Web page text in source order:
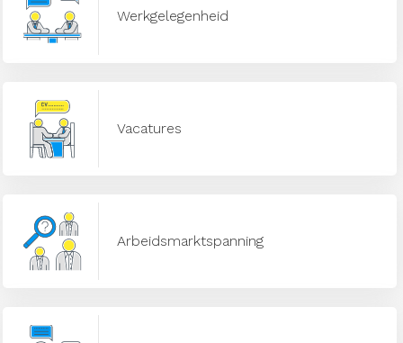
Werkgelegenheid
Vacatures
Arbeidsmarktspanning